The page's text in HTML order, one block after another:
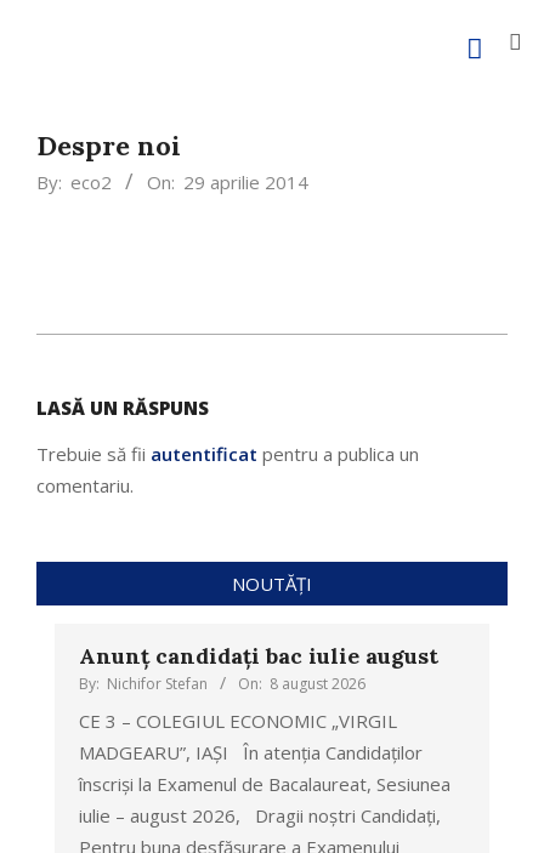
Despre noi
By: eco2 On: 29 aprilie 2014
LASĂ UN RĂSPUNS
Trebuie să fii autentificat pentru a publica un
comentariu.
NOUTĂȚI
Anunț candidați bac iulie august
By: Nichifor Stefan On: 8 august 2026
CE 3 – COLEGIUL ECONOMIC „VIRGIL
MADGEARU”, IAȘI În atenția Candidaților
înscriși la Examenul de Bacalaureat, Sesiunea
iulie – august 2026, Dragii noștri Candidați,
Pentru buna desfășurare a Examenului